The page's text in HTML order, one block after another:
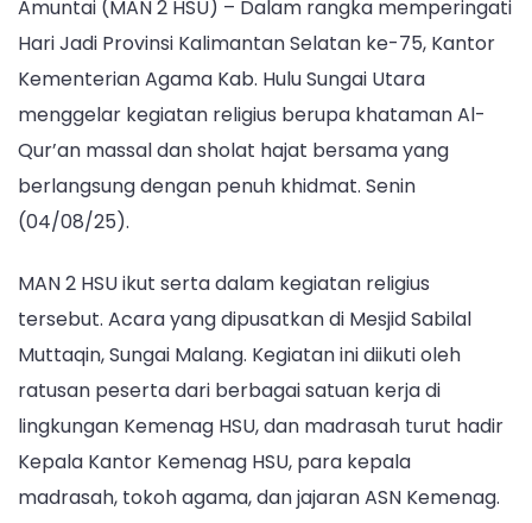
Kalsel
ke-
75,
MAN
HSU
Ambil
Kegiatan
dan
Khataman
Amuntai (MAN 2 HSU) – Dalam rangka memperingati
Hari Jadi Provinsi Kalimantan Selatan ke-75, Kantor
Kementerian Agama Kab. Hulu Sungai Utara
menggelar kegiatan religius berupa khataman Al-
Qur’an massal dan sholat hajat bersama yang
berlangsung dengan penuh khidmat. Senin
(04/08/25).
MAN 2 HSU ikut serta dalam kegiatan religius
tersebut. Acara yang dipusatkan di Mesjid Sabilal
Muttaqin, Sungai Malang. Kegiatan ini diikuti oleh
ratusan peserta dari berbagai satuan kerja di
lingkungan Kemenag HSU, dan madrasah turut hadir
Kepala Kantor Kemenag HSU, para kepala
madrasah, tokoh agama, dan jajaran ASN Kemenag.